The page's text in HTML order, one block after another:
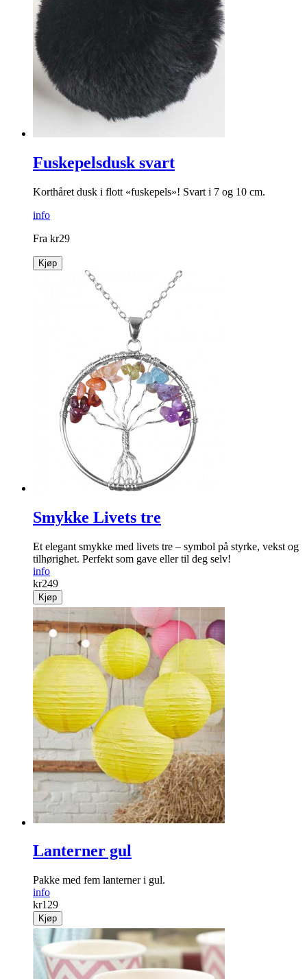
Fuskepelsdusk svart
Korthåret dusk i flott «fuskepels»! Svart i 7 og 10 cm.
info
Fra kr29
Kjøp
Smykke Livets tre
Et elegant smykke med livets tre – symbol på styrke, vekst og
tilhørighet. Perfekt som gave eller til deg selv!
info
kr249
Kjøp
Lanterner gul
Pakke med fem lanterner i gul.
info
kr129
Kjøp